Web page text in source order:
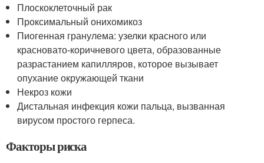
Плоскоклеточный рак
Проксимальный онихомикоз
Пиогенная гранулема: узелки красного или
красновато-коричневого цвета, образованные
разрастанием капилляров, которое вызывает
опухание окружающей ткани
Некроз кожи
Дистальная инфекция кожи пальца, вызванная
вирусом простого герпеса.
Факторы риска